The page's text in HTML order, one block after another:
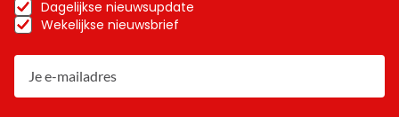
Dagelijkse nieuwsupdate
Wekelijkse nieuwsbrief